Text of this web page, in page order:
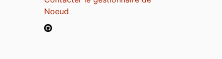
Noeud